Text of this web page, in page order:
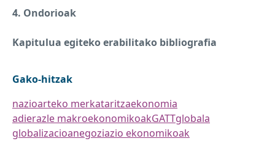
4. Ondorioak
Kapitulua egiteko erabilitako bibliografia
Gako-hitzak
nazioarteko merkataritzaekonomia
adierazle makroekonomikoakGATTglobala
globalizacioanegoziazio ekonomikoak